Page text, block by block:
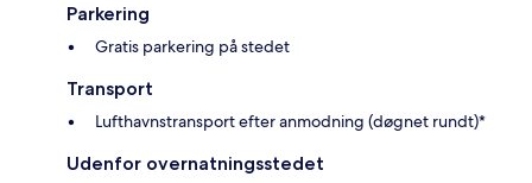
Parkering
Gratis parkering på stedet
Transport
Lufthavnstransport efter anmodning (døgnet rundt)*
Udenfor overnatningsstedet